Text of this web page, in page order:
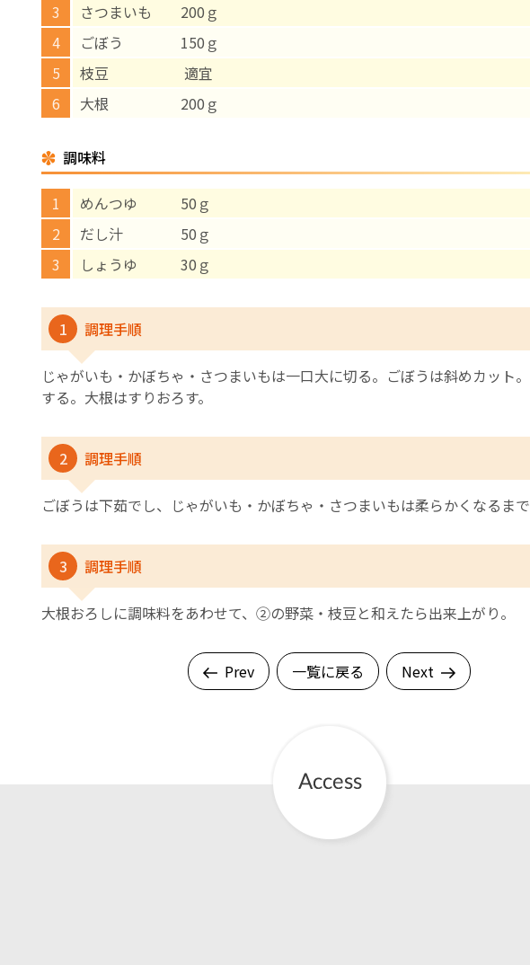
さつまいも 200ｇ
ごぼう 150ｇ
枝豆 適宜
大根 200ｇ
調味料
めんつゆ 50ｇ
だし汁 50ｇ
しょうゆ 30ｇ
1 調理手順
じゃがいも・かぼちゃ・さつまいもは一口大に切る。ごぼうは斜めカット
する。大根はすりおろす。
2 調理手順
ごぼうは下茹でし、じゃがいも・かぼちゃ・さつまいもは柔らかくなるま
3 調理手順
大根おろしに調味料をあわせて、②の野菜・枝豆と和えたら出来上がり。
Prev 一覧に戻る Next
遠方にお住まいで当院での出産を希望される方へ
医師プロフィール